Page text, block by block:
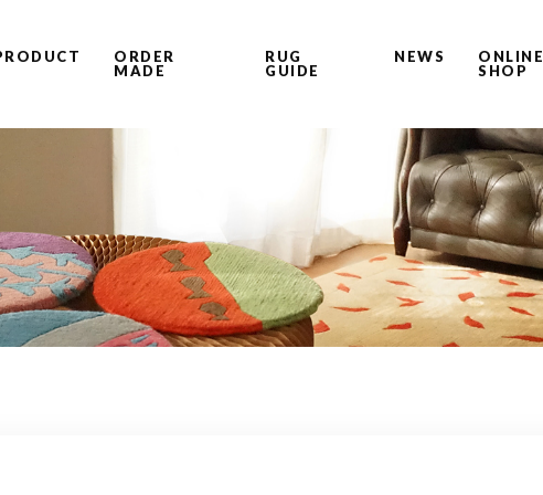
ORDER
MADE
RUG
GUIDE
NEWS
ONLINE
SHOP